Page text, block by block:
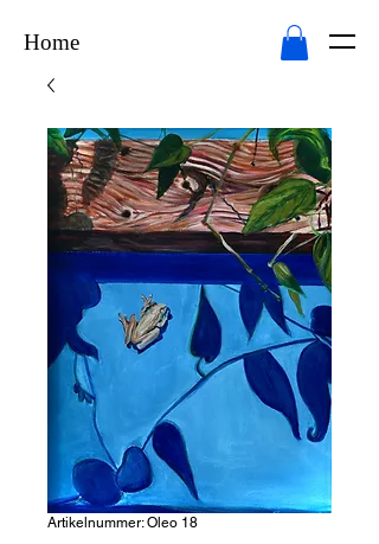
Home
Artikelnummer: Oleo 18